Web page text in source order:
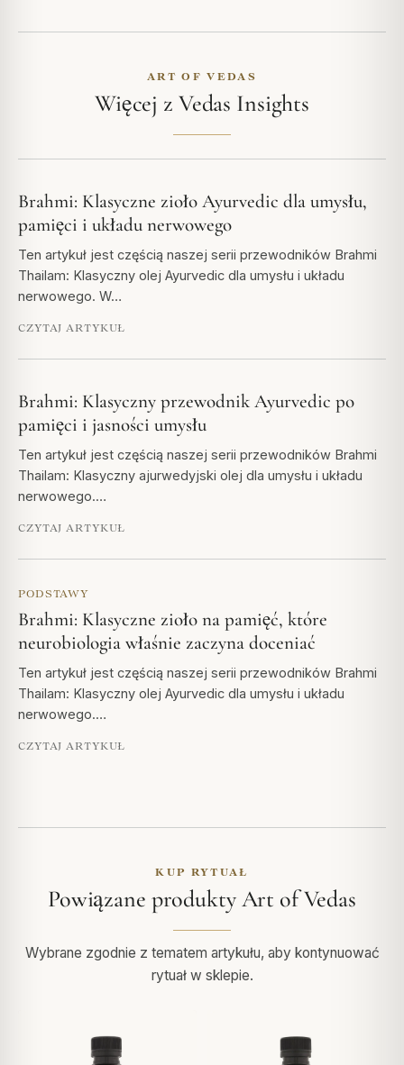
ART OF VEDAS
Więcej z Vedas Insights
Brahmi: Klasyczne zioło Ayurvedic dla umysłu,
pamięci i układu nerwowego
Ten artykuł jest częścią naszej serii przewodników Brahmi
Thailam: Klasyczny olej Ayurvedic dla umysłu i układu
nerwowego. W…
CZYTAJ ARTYKUŁ
Brahmi: Klasyczny przewodnik Ayurvedic po
pamięci i jasności umysłu
Ten artykuł jest częścią naszej serii przewodników Brahmi
Thailam: Klasyczny ajurwedyjski olej dla umysłu i układu
nerwowego.…
CZYTAJ ARTYKUŁ
PODSTAWY
Brahmi: Klasyczne zioło na pamięć, które
neurobiologia właśnie zaczyna doceniać
Ten artykuł jest częścią naszej serii przewodników Brahmi
Thailam: Klasyczny olej Ayurvedic dla umysłu i układu
nerwowego.…
CZYTAJ ARTYKUŁ
KUP RYTUAŁ
Powiązane produkty Art of Vedas
Wybrane zgodnie z tematem artykułu, aby kontynuować
rytuał w sklepie.